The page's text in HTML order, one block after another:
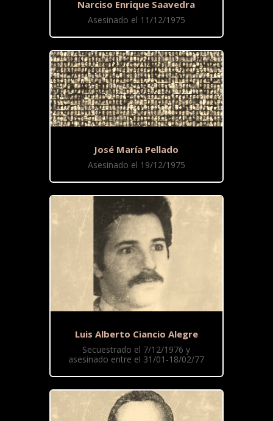
Narciso Enrique Saavedra
Asesinado el 11/12/1975
José María Pellado
Asesinado el 19/12/1975
Luis Alberto Ciancio Alegre
Secuestrado el 7/12/1976 y
asesinado entre el 31/01-18/02/77